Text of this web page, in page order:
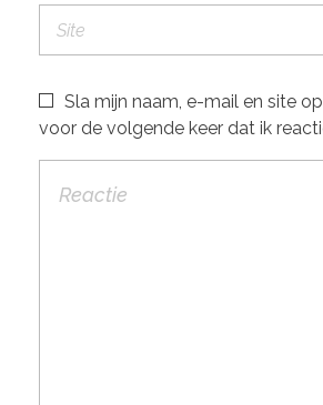
Sla mijn naam, e-mail en site
voor de volgende keer dat ik